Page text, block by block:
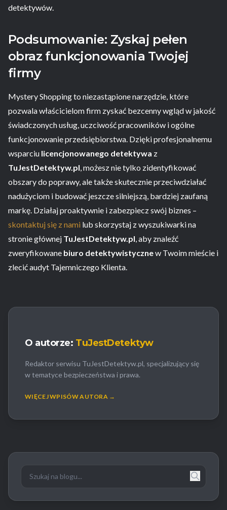
detektywów.
Podsumowanie: Zyskaj pełen
obraz funkcjonowania Twojej
firmy
Mystery Shopping to niezastąpione narzędzie, które
pozwala właścicielom firm zyskać bezcenny wgląd w jakość
świadczonych usług, uczciwość pracowników i ogólne
funkcjonowanie przedsiębiorstwa. Dzięki profesjonalnemu
wsparciu licencjonowanego detektywa z
TuJestDetektyw.pl, możesz nie tylko zidentyfikować
obszary do poprawy, ale także skutecznie przeciwdziałać
nadużyciom i budować jeszcze silniejszą, bardziej zaufaną
markę. Działaj proaktywnie i zabezpiecz swój biznes –
skontaktuj się z nami lub skorzystaj z wyszukiwarki na
stronie głównej TuJestDetektyw.pl, aby znaleźć
zweryfikowane biuro detektywistycznew Twoim mieście i
zlecić audyt Tajemniczego Klienta.
O autorze: TuJestDetektyw
Redaktor serwisu TuJestDetektyw.pl, specjalizujący się
w tematyce bezpieczeństwa i prawa.
WIĘCEJ WPISÓW AUTORA →